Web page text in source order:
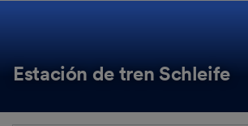
Estación de tren Schleife